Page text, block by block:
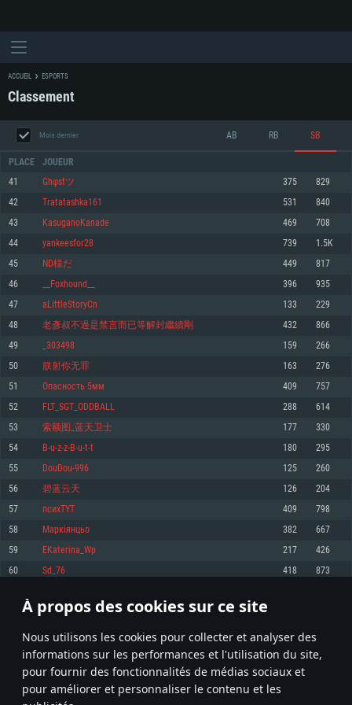
À propos des cookies sur ce site
Nous utilisons les cookies pour collecter et analyser des
informations sur les performances et l'utilisation du site,
pour fournir des fonctionnalités de médias sociaux et
pour améliorer et personnaliser le contenu et les
CONFIGURATION SYSTÈME REQUISE
Minimum
OS: Windows 10 (64 bit)
Processeur: Dual-Core 2.2 GHz
Mémoire: 4 GB
Carte graphique supportant DirectX 11: AMD Radeon 77XX / NVIDIA
GeForce GTX 660. La résolution minimale supportée par le jeu est de 720p
Connection: Connexion Internet à haut débit
Disque dur: 23.1 Go (client minimal)
Recommandée
1060 et plus, Radeon RX 570 et plus.
Disque dur: 75.9 Go (client complet)
Minimum
OS: Mac OS Big Sur 11.0 ou plus récent
Processeur: Core i5, minimum 2.2GHz (Les processeurs Intel Xeon ne sont
pas supportés)
Mémoire: 6 GB
Carte graphique: Intel Iris Pro 5200 (Mac), ou analogue AMD/Nvidia. La
résolution minimale supportée par le jeu est de 720p.
Connection: Connexion Internet à haut débit
Disque dur: 62,2 Go (client minimal)
Recommandée
OS: Mac OS Big Sur 11.0 ou plus récent
Processeur: Core i7 (Les processeurs Intel Xeon ne sont pas supportés)
Mémoire: 8 GB
Carte graphique: Radeon Vega II ou plus avec support de Metal
Disque dur: 62,2 Go (client complet)
Minimum
OS: Les configurations Linux 64 bits les plus modernes
Processeur: Dual-Core 2.4 GHz
Mémoire: 4 GB
Carte graphique: NVIDIA 660 avec les derniers drivers (moins de 6 mois) /
de même pour AMD (La résolution minimale supportée par le jeu est de
720p)
Connection: Connexion Internet à haut débit
Disque dur: 62,2 Go (client minimal)
Recommandée
OS: Ubuntu 20.04 64bit
Processeur: Intel Core i7
Mémoire: 8 GB
Carte graphique: NVIDIA 1060 avec les derniers drivers (moins de 6 mois) /
6 mois et supportant Vulkan
Connection: Connexion Internet à haut débit
Disque dur: 60,2 Go (client complet)
ACCUEIL ESPORTS
Classement
Mois dernier AB RB SB
PLACE JOUEUR
41 Ghφstツ 375 829
42 Tratatashka161 531 840
43 KasuganoKanade 469 708
44 yankeesfor28 739 1.5K
45 ND様だ 449 817
46 __Foxhound__ 396 935
47 aLittleStoryCn 133 229
48 老彥叔不過是禁言而已等解封繼續剛 432 866
49 _303498 159 266
50 朕射你无罪 163 276
51 Опасность 5мм 409 757
52 FLT_SGT_ODDBALL 288 614
53 索额图_蓝天卫士 177 330
54 B-u-z-z-B-u-t-t 180 295
55 DouDou-996 125 260
56 碧蓝云天 126 204
57 психTYT 409 798
58 Маркіянцьо 382 667
59 EKaterina_Wp 217 426
60 Sd_76 418 873
* Classement mis à jour quotidiennement
2 3 4 103